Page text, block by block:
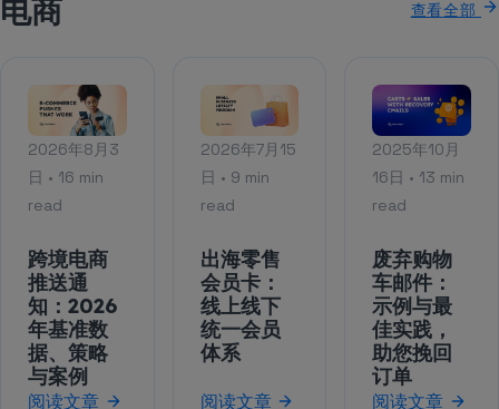
电商 查看全部
2026年8月3
日 • 16 min
read
跨境电商
推送通
知：2026
年基准数
据、策略
与案例
阅读文章
2026年7月15
日 • 9 min
read
出海零售
会员卡：
线上线下
统一会员
体系
阅读文章
2025年10月
16日 • 13 min
read
废弃购物
车邮件：
示例与最
佳实践，
助您挽回
订单
阅读文章